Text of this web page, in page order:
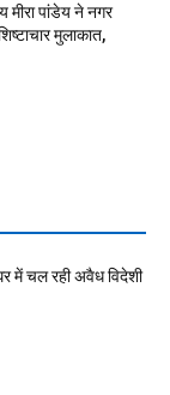
मीरा पांडेय ने नगर
मुलाकात,
में चल रही अवैध विदेशी